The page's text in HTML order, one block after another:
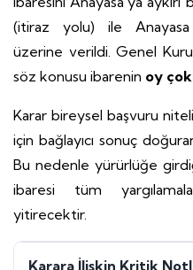
(itiraz yolu) ile Anayasa
üzerine verildi. Genel
söz konusu ibarenin oy
Karar bireysel başvuru
için bağlayıcı sonuç
Bu nedenle yürürlüğe
ibaresi tüm
yitirecektir.
Karara İlişkin Kritik